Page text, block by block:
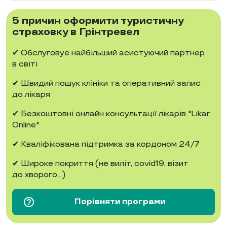
5 причин оформити туристичну
страховку в Грінтревел
✔ Обслуговує найбільший асистуючий партнер
в світі
✔ Швидий пошук клініки та оперативний запис
до лікаря
✔ Безкоштовні онлайн консультації лікарів "Likar
Online"
✔ Кваліфікована підтримка за кордоном 24/7
✔ Широке покриття (не виліт, covid19, візит
до хворого...)
help_outline Порівняти програми